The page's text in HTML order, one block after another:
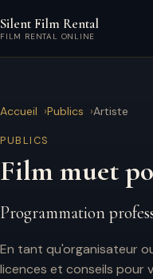
Silent Film Rental
FILM RENTAL ONLINE
Accueil Publics Artiste
PUBLICS
Film muet
Programmation
En tant qu'organisateur
licences et conseils pour